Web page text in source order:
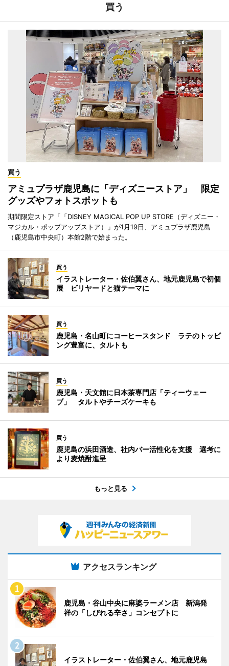
買う
買う
アミュプラザ鹿児島に「ディズニーストア」 限定
グッズやフォトスポットも
期間限定ストア「「DISNEY MAGICAL POP UP STORE（ディズニー・
マジカル・ポップアップストア）」が1月19日、アミュプラザ鹿児島
（鹿児島市中央町）本館2階で始まった。
買う
イラストレーター・佐伯翼さん、地元鹿児島で初個
展 ビリヤードと猫テーマに
買う
鹿児島・名山町にコーヒースタンド ラテのトッピ
ング豊富に、タルトも
買う
鹿児島・天文館に日本茶専門店「ティーウェー
ブ」 タルトやチーズケーキも
買う
鹿児島の浜田酒造、社内バー活性化を支援 選考に
より麦焼酎進呈
もっと見る
アクセスランキング
鹿児島・谷山中央に麻婆ラーメン店 新潟発
祥の「しびれる辛さ」コンセプトに
イラストレーター・佐伯翼さん、地元鹿児島